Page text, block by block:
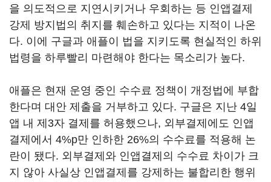
을 의도적으로 지연시키거나 우회하는 등 인앱결제
강제 방지법의 취지를 훼손하고 있다는 지적이 나온
다. 이에 구글과 애플이 법을 지키도록 현실적인 하위
법령을 하루빨리 마련해야 한다는 목소리가 높다.
애플은 현재 운영 중인 수수료 정책이 개정법에 부합
한다며 대안 제출을 거부하고 있다. 구글은 지난 4일
앱 내 제3자 결제를 허용했으나, 외부결제에도 인앱
결제에서 4%p만 인하한 26%의 수수료를 적용해 논
란이 됐다. 외부결제와 인앱결제의 수수료 차이가 크
지 않아 사실상 인앱결제를 강제하는 불합리한 행위